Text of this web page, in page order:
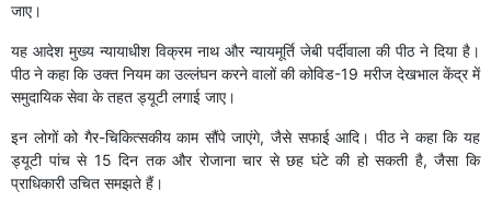
जाए।
यह आदेश मुख्य न्यायाधीश विक्रम नाथ और न्यायमूर्ति जेबी पर्दीवाला की पीठ ने दिया है।
पीठ ने कहा कि उक्त नियम का उल्लंघन करने वालों की कोविड-19 मरीज देखभाल केंद्र में
समुदायिक सेवा के तहत ड्यूटी लगाई जाए।
इन लोगों को गैर-चिकित्सकीय काम सौंपे जाएंगे, जैसे सफाई आदि। पीठ ने कहा कि यह
ड्यूटी पांच से 15 दिन तक और रोजाना चार से छह घंटे की हो सकती है, जैसा कि
प्राधिकारी उचित समझते हैं।